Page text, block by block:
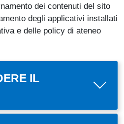
dei contenuti del sito
degli applicativi installati
e delle policy di ateneo
IL